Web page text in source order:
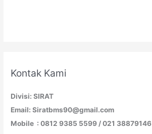
Kontak Kami
Divisi: SIRAT
Email: Siratbms90@gmail.com
Mobile : 0812 9385 5599 / 021 38879146